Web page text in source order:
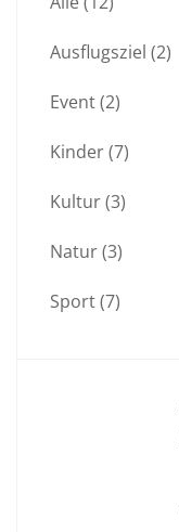
Ausflugsziel (2)
Event(2)
Kinder(7)
Kultur(3)
Natur(3)
Sport(7)